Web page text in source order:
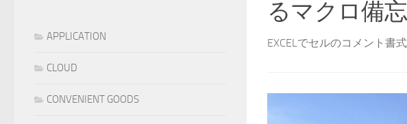
るマクロ備
EXCELでセルのコメント書
APPLICATION
CLOUD
CONVENIENT GOODS